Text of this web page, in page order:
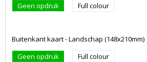
Geen opdruk
Full colour
Buitenkant kaart - Landschap (148x210mm)
Geen opdruk
Full colour